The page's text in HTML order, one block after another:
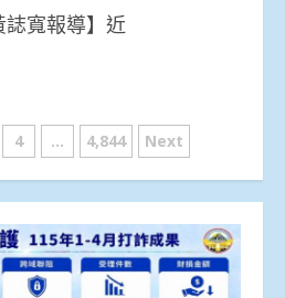
誌寬報導】近
4 ... 4,844 Next